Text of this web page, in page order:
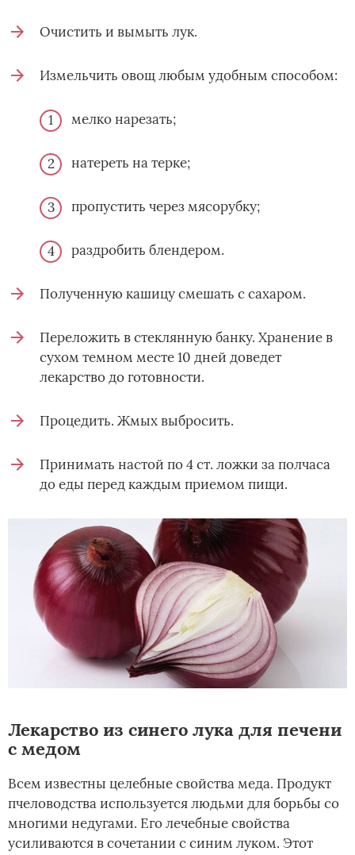
Очистить и вымыть лук.
Измельчить овощ любым удобным способом:
мелко нарезать;
натереть на терке;
пропустить через мясорубку;
раздробить блендером.
Полученную кашицу смешать с сахаром.
Переложить в стеклянную банку. Хранение в
сухом темном месте 10 дней доведет
лекарство до готовности.
Процедить. Жмых выбросить.
Принимать настой по 4 ст. ложки за полчаса
до еды перед каждым приемом пищи.
Лекарство из синего лука для печени
с медом
Всем известны целебные свойства меда. Продукт
пчеловодства используется людьми для борьбы со
многими недугами. Его лечебные свойства
усиливаются в сочетании с синим луком. Этот